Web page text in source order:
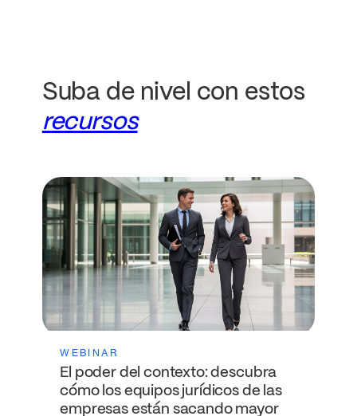
Suba de nivel con estos
recursos
WEBINAR
El poder del contexto: descubra
cómo los equipos jurídicos de las
empresas están sacando mayor